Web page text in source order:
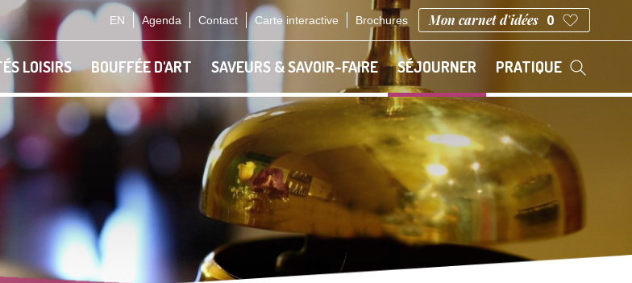
EN Agenda Contact Carte interactive Brochures Mon carnet d'idées 0
LOISIRS BOUFFÉE D'ART SAVEURS & SAVOIR-FAIRE SÉJOURNER PRATIQUE